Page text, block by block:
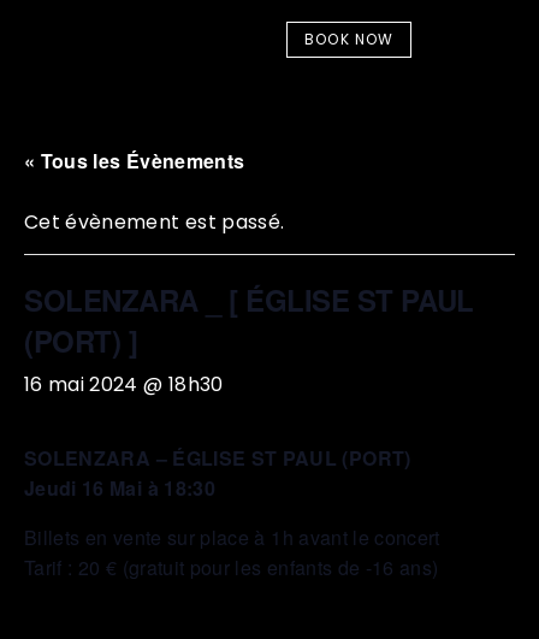
BOOK NOW
« Tous les Évènements
Cet évènement est passé.
SOLENZARA _ [ ÉGLISE ST PAUL
(PORT) ]
16 mai 2024 @ 18h30
SOLENZARA – ÉGLISE ST PAUL (PORT)
Jeudi 16 Mai à 18:30
Billets en vente sur place à 1h avant le concert
Tarif : 20 € (gratuit pour les enfants de -16 ans)